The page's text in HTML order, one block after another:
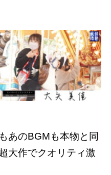
あのBGMも本物と同
大作でクオリティ激